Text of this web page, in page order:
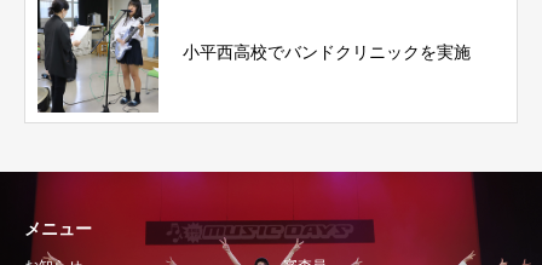
小平西高校でバンドクリニックを実施
メニュー